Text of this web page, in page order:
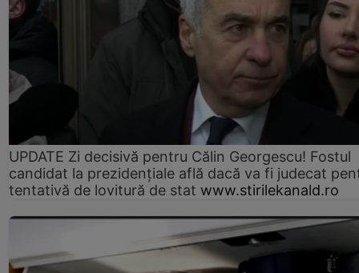
UPDATE Zi decisivă pentru Călin Georgescu! Fostul
candidat la prezidențiale află dacă va fi judecat
tentativă de lovitură de stat www.stirilekanald.ro